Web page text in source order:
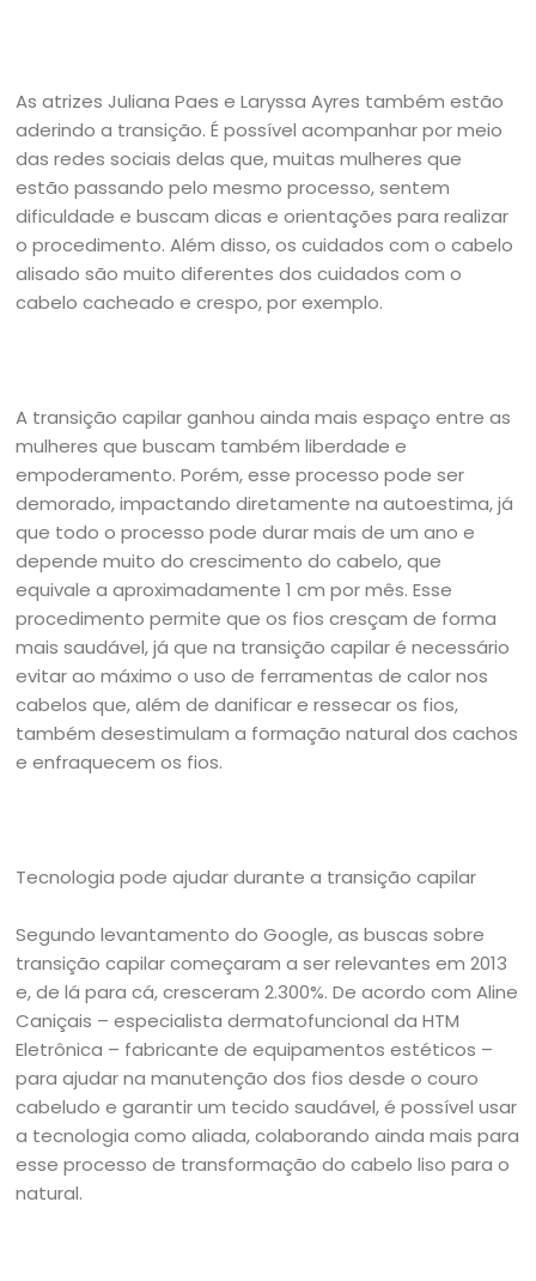
As atrizes Juliana Paes e Laryssa Ayres também estão
aderindo a transição. É possível acompanhar por meio
das redes sociais delas que, muitas mulheres que
estão passando pelo mesmo processo, sentem
dificuldade e buscam dicas e orientações para realizar
o procedimento. Além disso, os cuidados com o cabelo
alisado são muito diferentes dos cuidados com o
cabelo cacheado e crespo, por exemplo.
A transição capilar ganhou ainda mais espaço entre as
mulheres que buscam também liberdade e
empoderamento. Porém, esse processo pode ser
demorado, impactando diretamente na autoestima, já
que todo o processo pode durar mais de um ano e
depende muito do crescimento do cabelo, que
equivale a aproximadamente 1 cm por mês. Esse
procedimento permite que os fios cresçam de forma
mais saudável, já que na transição capilar é necessário
evitar ao máximo o uso de ferramentas de calor nos
cabelos que, além de danificar e ressecar os fios,
também desestimulam a formação natural dos cachos
e enfraquecem os fios.
Tecnologia pode ajudar durante a transição capilar
Segundo levantamento do Google, as buscas sobre
transição capilar começaram a ser relevantes em 2013
e, de lá para cá, cresceram 2.300%. De acordo com Aline
Caniçais – especialista dermatofuncional da HTM
Eletrônica – fabricante de equipamentos estéticos –
para ajudar na manutenção dos fios desde o couro
cabeludo e garantir um tecido saudável, é possível usar
a tecnologia como aliada, colaborando ainda mais para
esse processo de transformação do cabelo liso para o
natural.